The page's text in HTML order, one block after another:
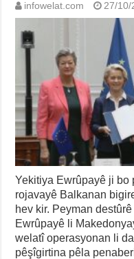
infowelat.com 27/10/
Yekitiya Ewrûpayê ji bo
rojavayê Balkanan
hev kir. Peyman
Ewrûpayê li
welatî operasyonan li
pêşîgirtina pêla